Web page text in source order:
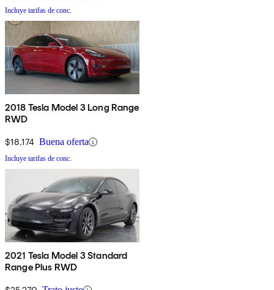
Incluye tarifas de conc.
2018 Tesla Model 3 Long Range
RWD
$18,174 Buena oferta
Incluye tarifas de conc.
2021 Tesla Model 3 Standard
Range Plus RWD